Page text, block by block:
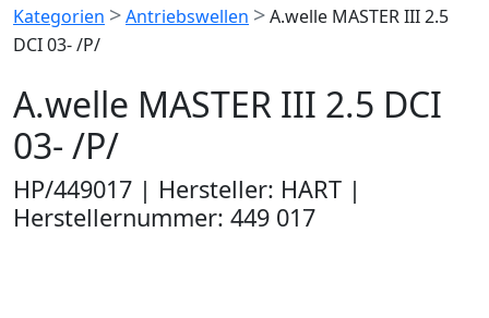
Kategorien >Antriebswellen >A.welle MASTER III 2.5
DCI 03- /P/
A.welle MASTER III 2.5 DCI
03- /P/
HP/449017 | Hersteller: HART |
Herstellernummer: 449 017